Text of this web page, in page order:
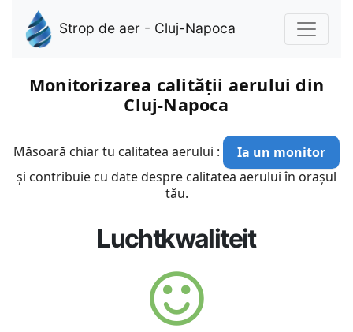
Strop de aer - Cluj-Napoca
Monitorizarea calității aerului din
Cluj-Napoca
Măsoară chiar tu calitatea aerului :
Ia un monitor
și contribuie cu date despre calitatea aerului în orașul
tău.
Luchtkwaliteit